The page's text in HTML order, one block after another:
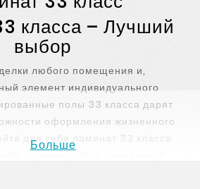
класса – Лучший
выбор
любого помещения и,
элемент индивидуального
полы 33 класса дарят
оформления жизненного
для себя ламинат 33 класса
отличающийся уникальной
Больше